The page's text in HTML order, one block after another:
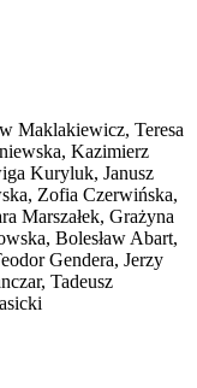
Maklakiewicz, Teresa
Kazimierz
Kuryluk, Janusz
Zofia Czerwińska,
Marszałek, Grażyna
Bolesław Abart,
Gendera, Jerzy
Tadeusz